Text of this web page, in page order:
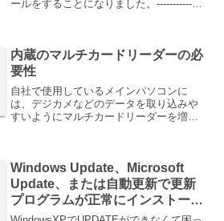
ールをすることになりました。--------------
内蔵のマルチカードリーダーの必
要性
自社で使用しているメインパソコンに
は、デジカメなどのデータを取り込みや
すいようにマルチカードリーダーを増設
ーダーをパソコンに組み込む...
Windows Update、Microsoft
Update、または自動更新で更新
プログラムが正常にインストール
できない